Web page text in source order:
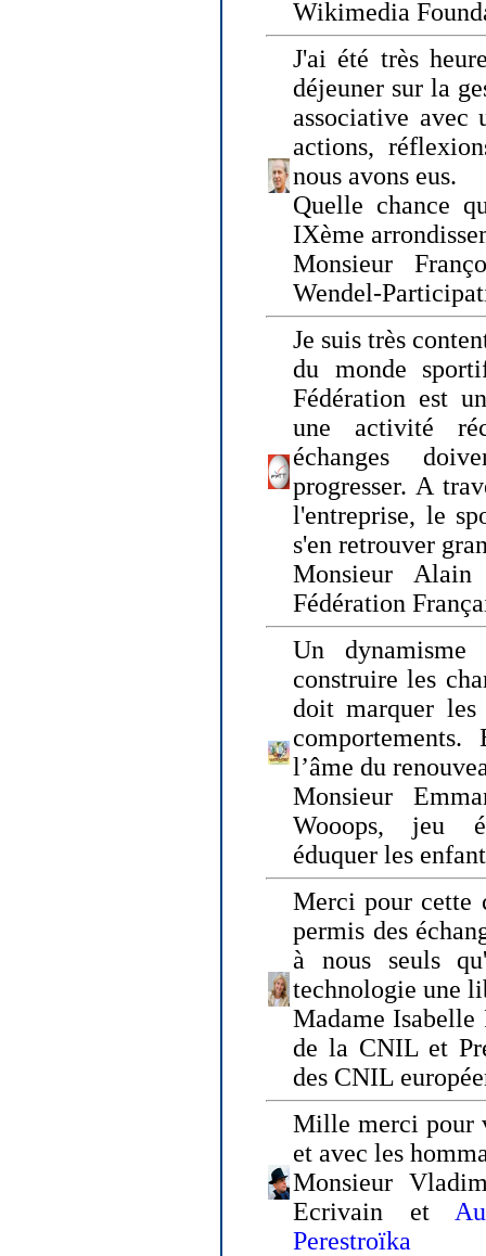
Wikimedia
J'ai été très
déjeuner sur la
associative avec
actions,
nous avons eus.
Quelle chance
IXème
Monsieur
Wendel-
Je suis très
du monde
Fédération est
une activité
échanges
progresser. A
l'entreprise, le
s'en retrouver
Monsieur
Fédération
Un dynamisme
construire les
doit marquer les
l’âme du
Monsieur
Wooops, jeu
éduquer les
Merci pour cette
permis des
à nous seuls
technologie une
Madame Isabelle
de la CNIL et
des CNIL
Mille merci pour
et avec les
Monsieur
Ecrivain et
Perestroïka